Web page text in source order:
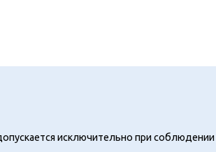
исключительно при соблюдении